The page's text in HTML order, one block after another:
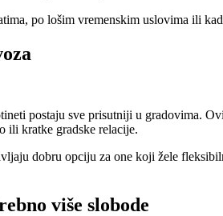
po lošim vremenskim uslovima ili
postaju sve prisutniji u gradovima.
ili kratke gradske relacije.
dobru opciju za one koji žele
više slobode